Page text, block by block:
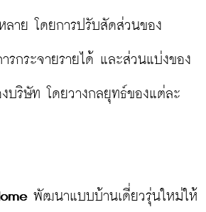
ลาย โดยการปรับสัดส่วนของ
กระจายรายได้ และส่วนแบ่งของ
ริษัท โดยวางกลยุทธ์ของแต่ละ
พัฒนาแบบบ้านเดี่ยวรุ่นใหม่ให้